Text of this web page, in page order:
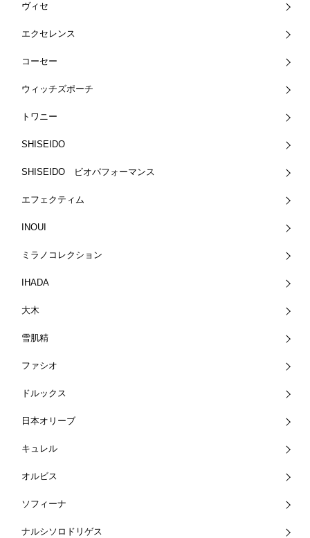
ヴィセ
エクセレンス
コーセー
ウィッチズポーチ
トワニー
SHISEIDO
SHISEIDO ビオパフォーマンス
エフェクティム
INOUI
ミラノコレクション
IHADA
大木
雪肌精
ファシオ
ドルックス
日本オリーブ
キュレル
オルビス
ソフィーナ
ナルシソロドリゲス